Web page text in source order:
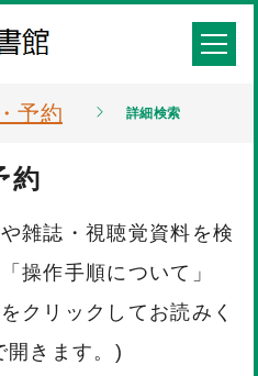
予約 詳細検索
約
雑誌・視聴覚資料を検
操作手順について」
クリックしてお読みく
開きます。)